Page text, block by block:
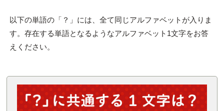
以下の単語の「？」には、全て同じアルファベットが入りま
す。存在する単語となるようなアルファベット1文字をお答
えください。